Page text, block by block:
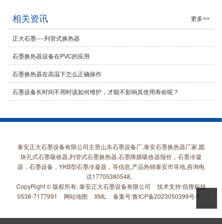
相关资讯 更多>>
正大石墨----列管式换热器
石墨换热器设备在PVC的应用
石墨换热器在高温下怎么正确操作
石墨设备长时间不用时该如何维护，才能不影响其使用寿命呢？
泰安正大石墨设备有限公司主营山东石墨设备厂,泰安石墨换热器厂家,圆
块孔式石墨吸收器,列管式石墨换热器,石墨降膜吸收器报价，石墨冷凝
器，石墨设备，YKB型石墨冷凝器，等信息,产品热销泰安市等地,咨询电
话17705380548。
CopyRight © 版权所有:泰安正大石墨设备有限公司 技术支持:佰搜科技
0538-7177991
网站地图 XML 备案号:鲁ICP备2023050399号-1